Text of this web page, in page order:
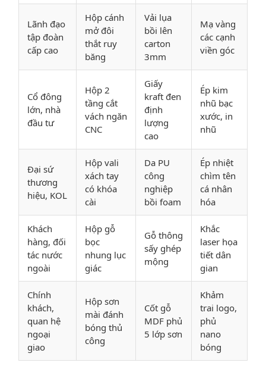
Lãnh đạo
tập đoàn
cấp cao
Hộp cánh
mở đôi
thắt ruy
băng
Vải lụa
bồi lên
carton
3mm
Mạ vàng
các cạnh
viền góc
Cổ đông
lớn, nhà
đầu tư
Hộp 2
tầng cắt
vách ngăn
CNC
Giấy
kraft đen
định
lượng
cao
Ép kim
nhũ bạc
xước, in
nhũ
Đại sứ
thương
hiệu, KOL
Hộp vali
xách tay
có khóa
cài
Da PU
công
nghiệp
bồi foam
Ép nhiệt
chìm tên
cá nhân
hóa
Khách
hàng, đối
tác nước
ngoài
Hộp gỗ
bọc
nhung lục
giác
Gỗ thông
sấy ghép
mộng
Khắc
laser họa
tiết dân
gian
Chính
khách,
quan hệ
ngoại
giao
Hộp sơn
mài đánh
bóng thủ
công
Cốt gỗ
MDF phủ
5 lớp sơn
Khảm
trai logo,
phủ
nano
bóng